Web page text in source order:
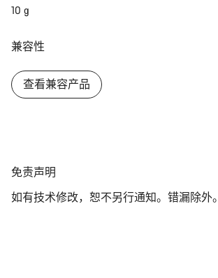
10 g
兼容性
查看兼容产品
免
声
免责声明
如有技术修改，恕不另行通知。错漏除外。